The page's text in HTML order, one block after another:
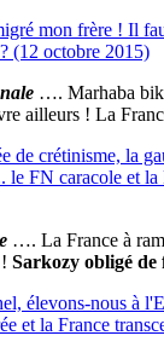
mon frère ! Il
(12 octobre 2015)
…. Marhaba bik
ailleurs ! La
de crétinisme, la
le FN caracole et
…. La France à
Sarkozy obligé de
élevons-nous à
et la France